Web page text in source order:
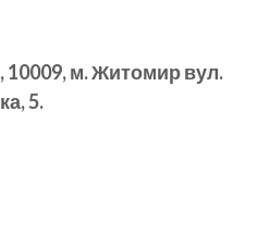
10009, м.Житомир вул.
5.